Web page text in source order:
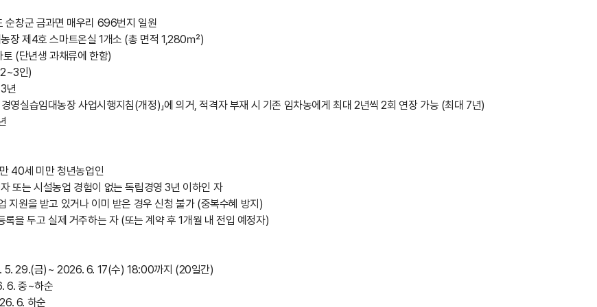
순창군 금과면 매우리 696번지 일원
장 제4호 스마트온실 1개소 (총 면적 1,280㎡)
(단년생 과채류에 한함)
인)
년
영실습임대농장 사업시행지침(개정)」에 의거, 적격자 부재 시 기존 임차농에게 최대 2년씩 2회 연장 가능 (최대 7년)
40세 미만 청년농업인
또는 시설농업 경험이 없는 독립경영 3년 이하인 자
지원을 받고 있거나 이미 받은 경우 신청 불가 (중복수혜 방지)
록을 두고 실제 거주하는 자 (또는 계약 후 1개월 내 전입 예정자)
5. 29.(금)~ 2026. 6. 17(수) 18:00까지 (20일간)
6. 중~하순
6. 하순